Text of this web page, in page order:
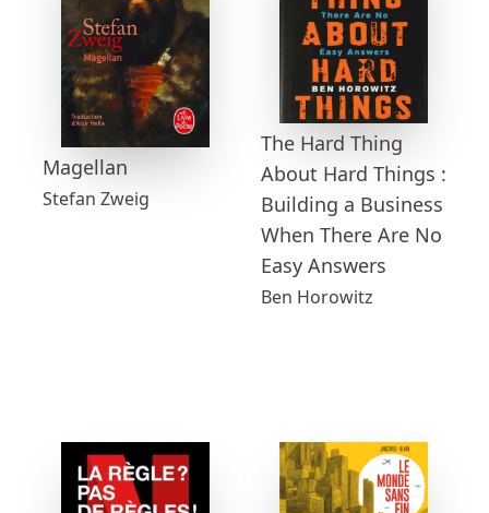
Magellan
Stefan Zweig
The Hard Thing
About Hard Things :
Building a Business
When There Are No
Easy Answers
Ben Horowitz